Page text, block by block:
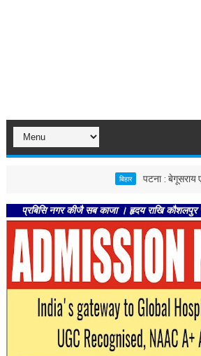
पटना : बेगूसराय एवं
नगर कीजै सब काजा । हृदय राखि कौशलपुर